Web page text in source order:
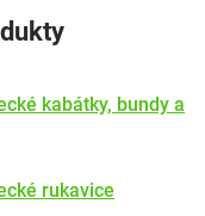
kabátky, bundy a
rukavice